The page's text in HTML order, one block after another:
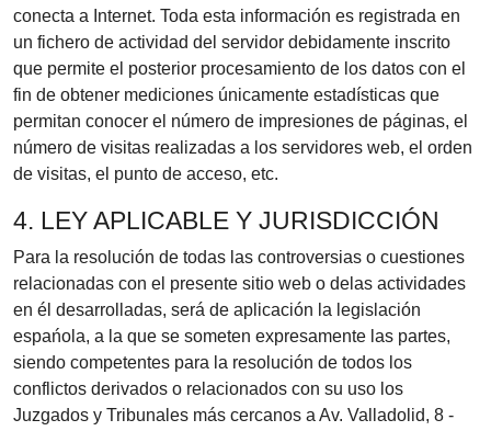
conecta a Internet. Toda esta información es registrada en
un fichero de actividad del servidor debidamente inscrito
que permite el posterior procesamiento de los datos con el
fin de obtener mediciones únicamente estadísticas que
permitan conocer el número de impresiones de páginas, el
número de visitas realizadas a los servidores web, el orden
de visitas, el punto de acceso, etc.
4. LEY APLICABLE Y JURISDICCIÓN
Para la resolución de todas las controversias o cuestiones
relacionadas con el presente sitio web o delas actividades
en él desarrolladas, será de aplicación la legislación
espańola, a la que se someten expresamente las partes,
siendo competentes para la resolución de todos los
conflictos derivados o relacionados con su uso los
Juzgados y Tribunales más cercanos a Av. Valladolid, 8 -